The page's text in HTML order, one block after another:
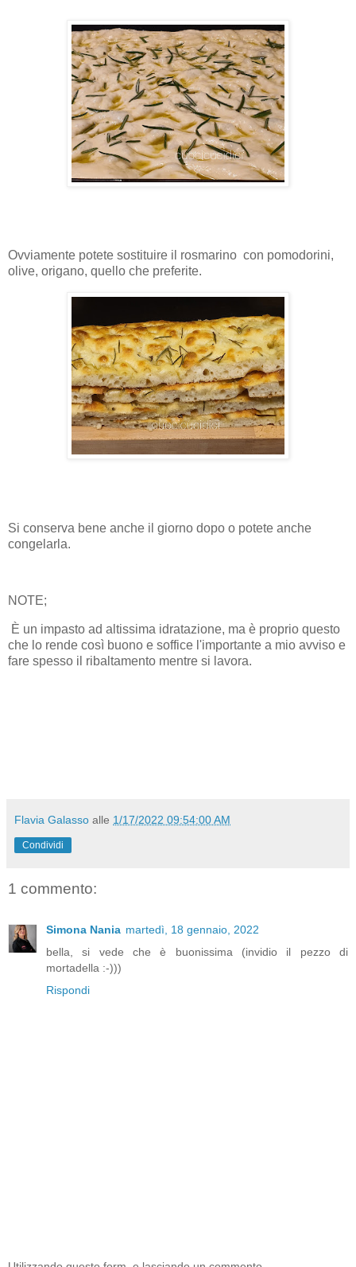
Ovviamente potete sostituire il rosmarino con pomodorini,
olive, origano, quello che preferite.
Si conserva bene anche il giorno dopo o potete anche
congelarla.
NOTE;
È un impasto ad altissima idratazione, ma è proprio questo
che lo rende così buono e soffice l'importante a mio avviso e
fare spesso il ribaltamento mentre si lavora.
Flavia Galasso alle 1/17/2022 09:54:00 AM
Condividi
1 commento:
Simona Nania martedì, 18 gennaio, 2022
bella, si vede che è buonissima (invidio il pezzo di
mortadella :-)))
Rispondi